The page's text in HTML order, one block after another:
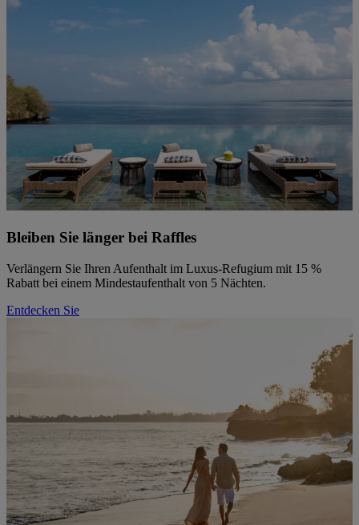
Bleiben Sie länger bei Raffles
Verlängern Sie Ihren Aufenthalt im Luxus-Refugium mit 15 %
Rabatt bei einem Mindestaufenthalt von 5 Nächten.
Entdecken Sie